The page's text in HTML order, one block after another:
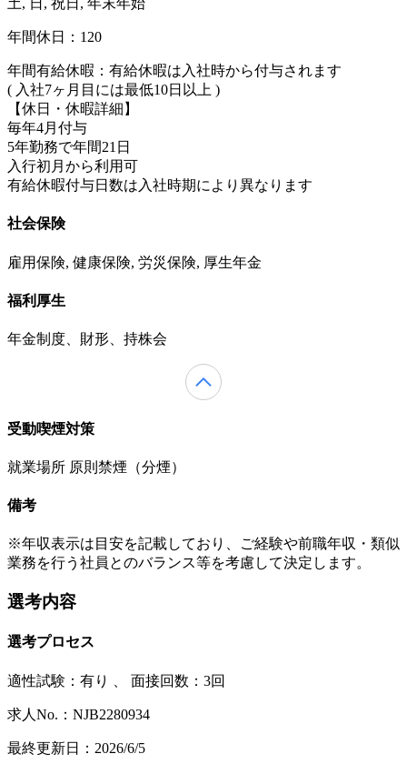
土, 日, 祝日, 年末年始
年間休日：120
年間有給休暇：有給休暇は入社時から付与されます
( 入社7ヶ月目には最低10日以上 )
【休日・休暇詳細】
毎年4月付与
5年勤務で年間21日
入行初月から利用可
有給休暇付与日数は入社時期により異なります
社会保険
雇用保険, 健康保険, 労災保険, 厚生年金
福利厚生
年金制度、財形、持株会
受動喫煙対策
就業場所 原則禁煙（分煙）
備考
※年収表示は目安を記載しており、ご経験や前職年収・類似
業務を行う社員とのバランス等を考慮して決定します。
選考内容
選考プロセス
適性試験： 有り 面接回数：3回
求人No.：NJB2280934
最終更新日：2026/6/5